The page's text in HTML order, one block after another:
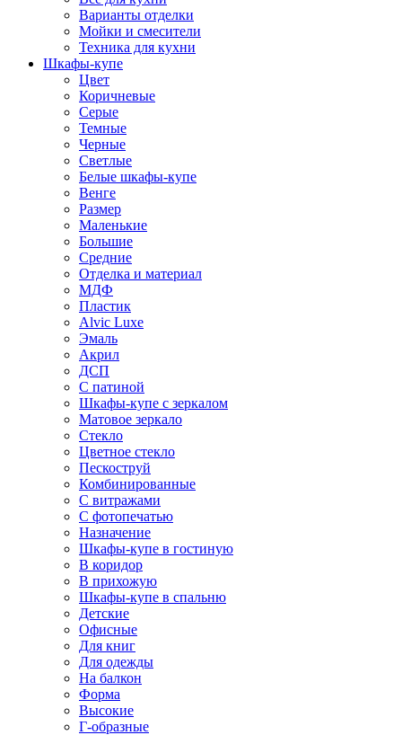
Варианты отделки
Мойки и смесители
Техника для кухни
Шкафы-купе
Цвет
Коричневые
Серые
Темные
Черные
Светлые
Белые шкафы-купе
Венге
Размер
Маленькие
Большие
Средние
Отделка и материал
МДФ
Пластик
Alvic Luxe
Эмаль
Акрил
ДСП
С патиной
Шкафы-купе с зеркалом
Матовое зеркало
Стекло
Цветное стекло
Пескоструй
Комбинированные
С витражами
С фотопечатью
Назначение
Шкафы-купе в гостиную
В коридор
В прихожую
Шкафы-купе в спальню
Детские
Офисные
Для книг
Для одежды
На балкон
Форма
Высокие
Г-образные